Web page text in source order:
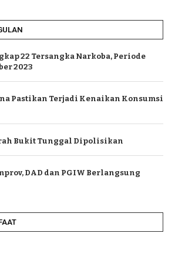
22 Tersangka Narkoba, Periode
2023
Pastikan Terjadi Kenaikan Konsumsi
Bukit Tunggal Dipolisikan
DAD dan PGIW Berlangsung